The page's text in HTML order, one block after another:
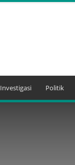
Investigasi Politik